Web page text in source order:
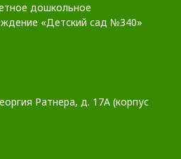
дошкольное
«Детский сад №340»
Ратнера, д. 17А (корпус